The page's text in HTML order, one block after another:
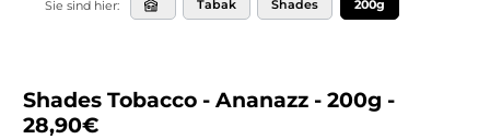
Sie sind hier: Tabak Shades 200g
Shades Tobacco - Ananazz - 200g -
28,90€